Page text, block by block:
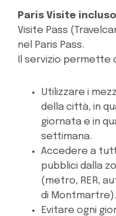
Paris Visite
Visite Pass
nel Paris Pass.
Il servizio permette
Utilizzare i
della città, in
giornata e in
settimana.
Accedere a
pubblici dalla
(metro, RER,
di Montmartre).
Evitare ogni